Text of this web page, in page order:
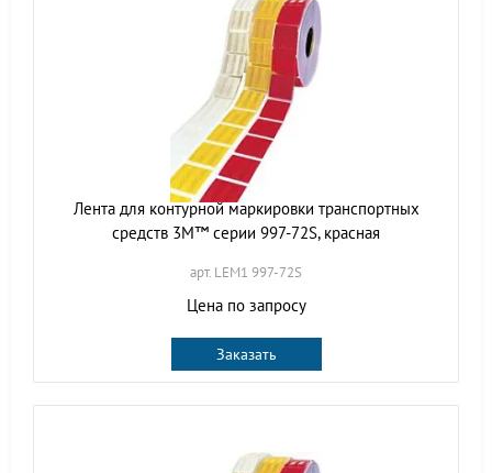
Лента для контурной маркировки транспортных
средств 3M™ серии 997-72S, красная
арт. LEM1 997-72S
Цена по запросу
Заказать